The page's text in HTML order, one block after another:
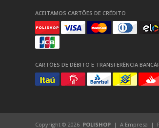
ACEITAMOS CARTÕES DE CRÉDITO
CARTÕES DE DÉBITO E TRANSFERÊNCIA
Copyright © 2026 POLISHOP A Empresa